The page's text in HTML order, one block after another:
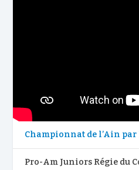
Championnat de l’Ain par
Pro-Am Juniors Régie du